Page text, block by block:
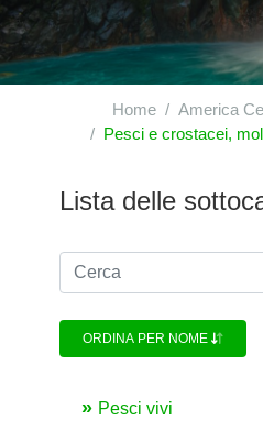
Home America
Pesci e crostacei, molluschi
Lista delle
ORDINA PER NOME
Pesci vivi